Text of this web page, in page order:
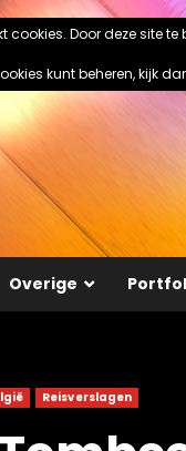
Overige
Reisverslagen
cookies. Door deze site
kunt beheren, kijk